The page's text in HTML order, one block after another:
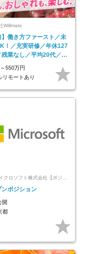
Willmate
】働き方ファースト／未
！／充実研修／年休127
残業なし／平均20代／リ
550万円
リモートあり
日本マイクロソフト株式会社【ポジションマッチ登録】
ンポジション
開
都